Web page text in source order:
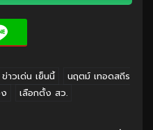
ข่าวเด่น เย็นนี้
นฤตม์ เทอดสถีร
เลือกตั้ง สว.